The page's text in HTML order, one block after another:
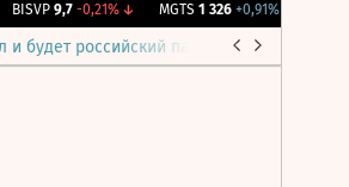
BISVP 9,7 -0,21%↓ MGTS 1 326 +0,91%↑
будет российский парламент